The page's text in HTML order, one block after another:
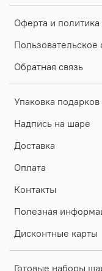
Оферта и
Пользовательское
Обратная связь
Упаковка подарков
Надпись на шаре
Доставка
Оплата
Контакты
Полезная
Дисконтные карты
Готовые наборы